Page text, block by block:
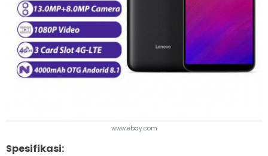
www.ebay.com
Spesifikasi: